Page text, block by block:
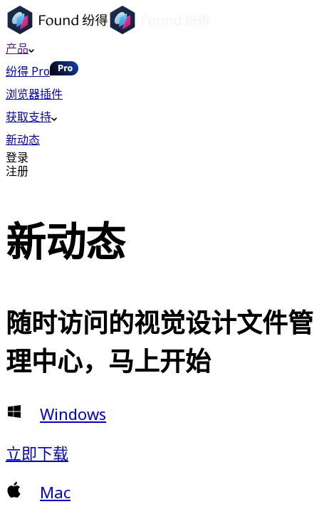
产品
纷得 Pro
浏览器插件
获取支持
新动态
登录
注册
新动态
随时访问的视觉设计文件管
理中心，马上开始
Windows
立即下载
Mac